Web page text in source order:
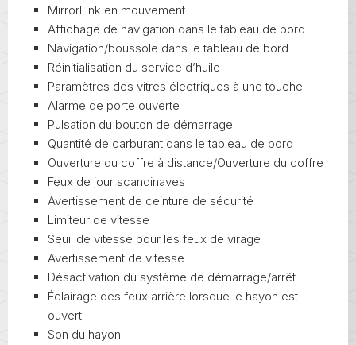
MirrorLink en mouvement
Affichage de navigation dans le tableau de bord
Navigation/boussole dans le tableau de bord
Réinitialisation du service d’huile
Paramètres des vitres électriques à une touche
Alarme de porte ouverte
Pulsation du bouton de démarrage
Quantité de carburant dans le tableau de bord
Ouverture du coffre à distance/Ouverture du coffre
Feux de jour scandinaves
Avertissement de ceinture de sécurité
Limiteur de vitesse
Seuil de vitesse pour les feux de virage
Avertissement de vitesse
Désactivation du système de démarrage/arrêt
Éclairage des feux arrière lorsque le hayon est
ouvert
Son du hayon